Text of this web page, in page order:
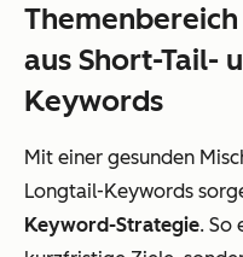
aus Short-Tail-
Keywords
Mit einer gesunden
Longtail-Keywords
Keyword-Strategie. So